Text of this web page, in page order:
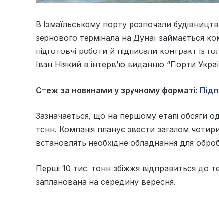
В Ізмаїльському порту розпочали
зернового термінала на Дунаї займається
підготовчі роботи й підписали контракт із
Іван Ніякий в інтерв’ю виданню “Порти
Стеж за новинами у зручному форматі:
Зазначається, що на першому етапі обсяги
тонн. Компанія планує звести загалом
встановлять необхідне обладнання для
Перші 10 тис. тонн збіжжя відправиться до
запланована на середину вересня.